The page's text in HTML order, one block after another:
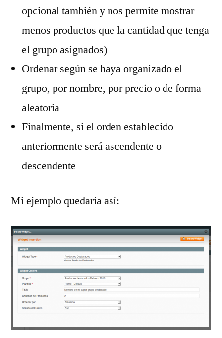
opcional también y nos permite mostrar
menos productos que la cantidad que tenga
el grupo asignados)
Ordenar según se haya organizado el
grupo, por nombre, por precio o de forma
aleatoria
Finalmente, si el orden establecido
anteriormente será ascendente o
descendente
Mi ejemplo quedaría así: